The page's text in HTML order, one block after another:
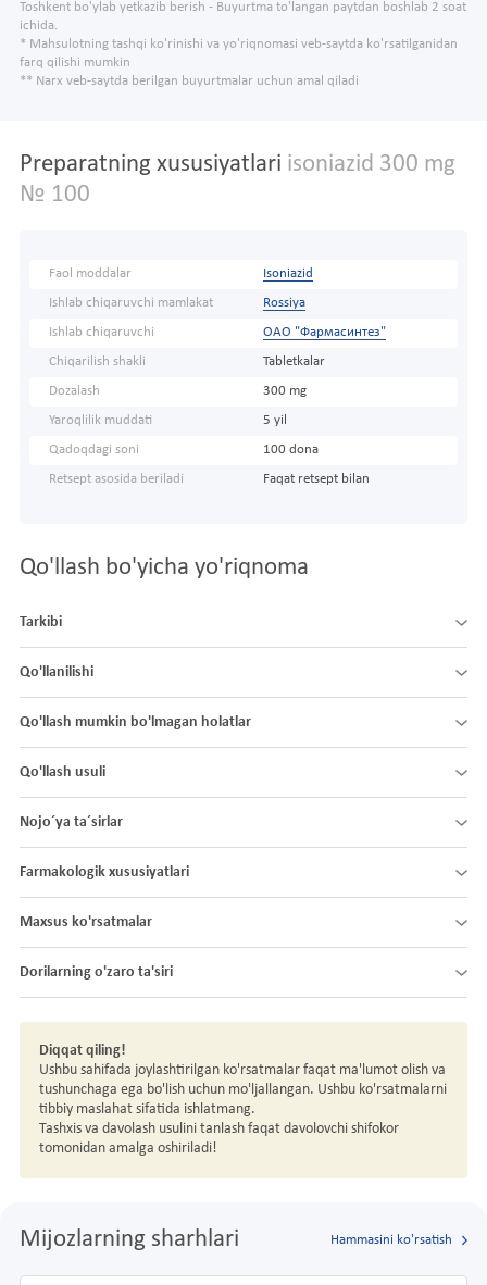
Toshkent bo'ylab yetkazib berish - Buyurtma to'langan paytdan boshlab 2 soat
ichida.
* Mahsulotning tashqi ko'rinishi va yo'riqnomasi veb-saytda ko'rsatilganidan
farq qilishi mumkin
** Narx veb-saytda berilgan buyurtmalar uchun amal qiladi
Preparatning xususiyatlari isoniazid 300 mg
№ 100
Faol moddalar Isoniazid
Ishlab chiqaruvchi mamlakat Rossiya
Ishlab chiqaruvchi ОАО "Фармасинтез"
Chiqarilish shakli Tabletkalar
Dozalash 300 mg
Yaroqlilik muddati 5 yil
Qadoqdagi soni 100 dona
Retsept asosida beriladi Faqat retsept bilan
Qo'llash bo'yicha yo'riqnoma
Tarkibi
Qo'llanilishi
Qo'llash mumkin bo'lmagan holatlar
Qo'llash usuli
Nojo´ya ta´sirlar
Farmakologik xususiyatlari
Maxsus ko'rsatmalar
Dorilarning o'zaro ta'siri
Diqqat qiling!
Ushbu sahifada joylashtirilgan ko'rsatmalar faqat ma'lumot olish va
tushunchaga ega bo'lish uchun mo'ljallangan. Ushbu ko'rsatmalarni
tibbiy maslahat sifatida ishlatmang.
Tashxis va davolash usulini tanlash faqat davolovchi shifokor
tomonidan amalga oshiriladi!
Mijozlarning sharhlari Hammasini ko'rsatish